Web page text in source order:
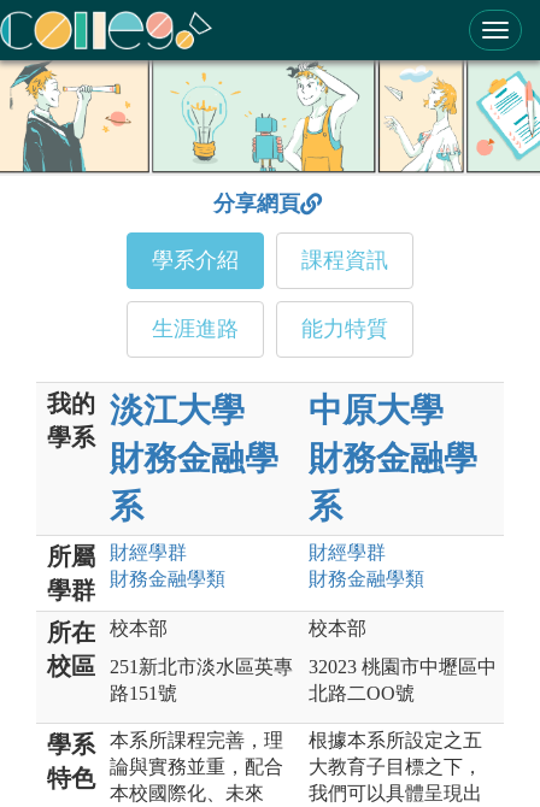
ColleGo! 大學選才與高中育才輔助系統
分享網頁
學系介紹 課程資訊
生涯進路 能力特質
我的
學系
淡江大學
財務金融學
系
中原大學
財務金融學
系
所屬
學群
財經學群
財務金融學類
財經學群
財務金融學類
所在
校區
校本部
251新北市淡水區英專
路151號
校本部
32023 桃園市中壢區中
北路二OO號
學系
特色
本系所課程完善，理
論與實務並重，配合
本校國際化、未來
根據本系所設定之五
大教育子目標之下，
我們可以具體呈現出